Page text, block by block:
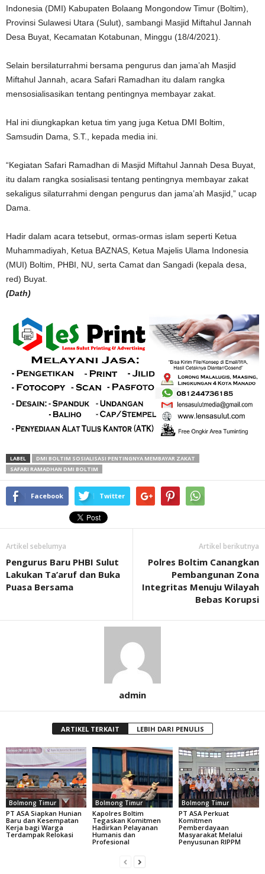
Indonesia (DMI) Kabupaten Bolaang Mongondow Timur (Boltim),
Provinsi Sulawesi Utara (Sulut), sambangi Masjid Miftahul Jannah
Desa Buyat, Kecamatan Kotabunan, Minggu (18/4/2021).
Selain bersilaturrahmi bersama pengurus dan jama’ah Masjid
Miftahul Jannah, acara Safari Ramadhan itu dalam rangka
mensosialisasikan tentang pentingnya membayar zakat.
Hal ini diungkapkan ketua tim yang juga Ketua DMI Boltim,
Samsudin Dama, S.T., kepada media ini.
“Kegiatan Safari Ramadhan di Masjid Miftahul Jannah Desa Buyat,
itu dalam rangka sosialisasi tentang pentingnya membayar zakat
sekaligus silaturrahmi dengan pengurus dan jama’ah Masjid,” ucap
Dama.
Hadir dalam acara tetsebut, ormas-ormas islam seperti Ketua
Muhammadiyah, Ketua BAZNAS, Ketua Majelis Ulama Indonesia
(MUI) Boltim, PHBI, NU, serta Camat dan Sangadi (kepala desa,
red) Buyat.
(Dath)
LABEL
DMI BOLTIM SOSIALISASI PENTINGNYA MEMBAYAR ZAKAT
SAFARI RAMADHAN DMI BOLTIM
Facebook Twitter
Artikel sebelumya
Pengurus Baru PHBI Sulut
Lakukan Ta’aruf dan Buka
Puasa Bersama
Artikel berikutnya
Polres Boltim Canangkan
Pembangunan Zona
Integritas Menuju Wilayah
Bebas Korupsi
admin
ARTIKEL TERKAIT LEBIH DARI PENULIS
Bolmong Timur
PT ASA Siapkan Hunian
Baru dan Kesempatan
Kerja bagi Warga
Terdampak Relokasi
Bolmong Timur
Kapolres Boltim
Tegaskan Komitmen
Hadirkan Pelayanan
Humanis dan
Profesional
Bolmong Timur
PT ASA Perkuat
Komitmen
Pemberdayaan
Masyarakat Melalui
Penyusunan RIPPM